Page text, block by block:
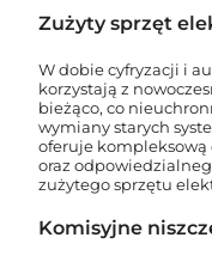
Zużyty sprzęt
W dobie cyfryzacji i
korzystają z
bieżąco, co
wymiany starych
oferuje kompleksową
oraz
zużytego sprzętu
Komisyjne